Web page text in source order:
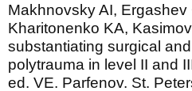
Makhnovsky AI,
Kharitonenko KA,
substantiating surgical
polytrauma in level II and
ed. VE. Parfenov. St.